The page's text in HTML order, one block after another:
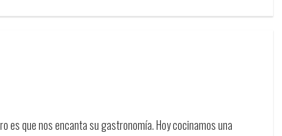
es que nos encanta su gastronomía. Hoy cocinamos una